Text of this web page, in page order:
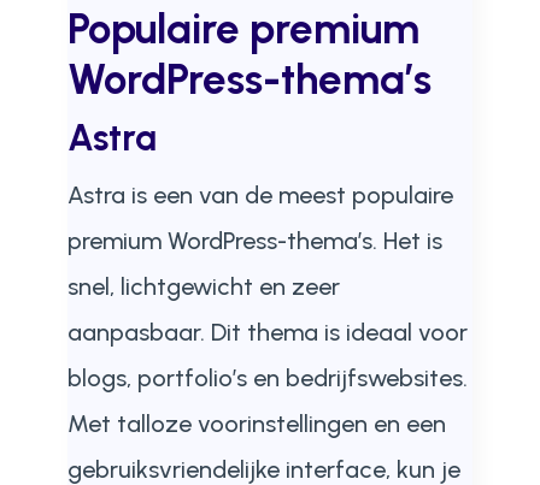
Populaire premium
WordPress-thema’s
Astra
Astra is een van de meest populaire
premium WordPress-thema’s. Het is
snel, lichtgewicht en zeer
aanpasbaar. Dit thema is ideaal voor
blogs, portfolio’s en bedrijfswebsites.
Met talloze voorinstellingen en een
gebruiksvriendelijke interface, kun je